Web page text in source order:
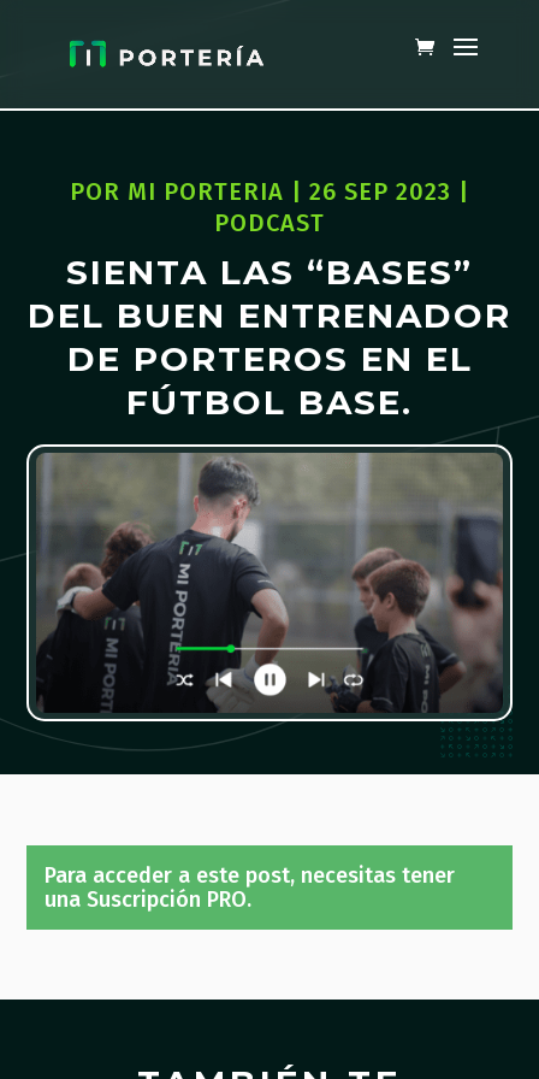
POR MI PORTERIA 26 SEP 2023
PODCAST
SIENTA LAS “BASES”
DEL BUEN ENTRENADOR
DE PORTEROS EN EL
FÚTBOL BASE.
Para acceder a este post, necesitas tener
una Suscripción PRO.